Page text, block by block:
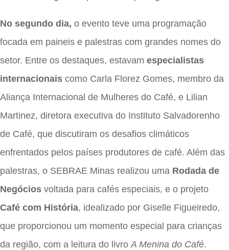
No segundo dia, o evento teve uma programação
focada em paineis e palestras com grandes nomes do
setor. Entre os destaques, estavam especialistas
internacionais como Carla Florez Gomes, membro da
Aliança Internacional de Mulheres do Café, e Lilian
Martinez, diretora executiva do Instituto Salvadorenho
de Café, que discutiram os desafios climáticos
enfrentados pelos países produtores de café. Além das
palestras, o SEBRAE Minas realizou uma Rodada de
Negócios voltada para cafés especiais, e o projeto
Café com História, idealizado por Giselle Figueiredo,
que proporcionou um momento especial para crianças
da região, com a leitura do livro A Menina do Café.